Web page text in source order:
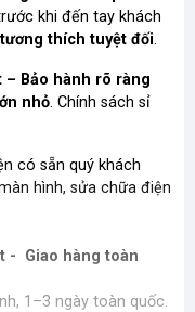
khi đến tay khách
thích tuyệt đối.
– Bảo hành rõ ràng
nhỏ. Chính sách sỉ
có sẵn quý khách
hình, sửa chữa điện
- Giao hàng toàn
1–3 ngày toàn quốc.